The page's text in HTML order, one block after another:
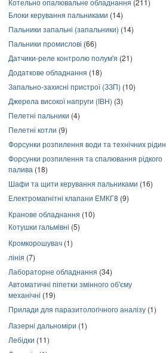
Котельно опалювальне обладнання (211)
Блоки керування пальниками (14)
Пальники запальні (запальники) (14)
Пальники промислові (66)
Датчики-реле контролю полум'я (21)
Додаткове обладнання (18)
Запально-захисні пристрої (ЗЗП) (10)
Джерела високої напруги (ІВН) (3)
Пелетні пальники (4)
Пелетні котли (9)
Форсунки розпилення води та технічних рідин
Форсунки розпилення та спалювання рідкого
палива (18)
Шафи та щити керування пальниками (16)
Електромагнітні клапани ЕМКГ8 (9)
Кранове обладнання (10)
Котушки гальмівні (5)
Кромкорошувач (1)
лінія (7)
Лабораторне обладнання (34)
Автоматичні піпетки змінного об'єму
механічні (19)
Прилади для паразитологічного аналізу (1)
Лазерні дальноміри (1)
Лебідки (11)